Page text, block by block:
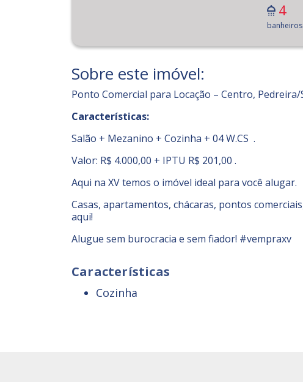
4
banheiros
Sobre este imóvel:
Ponto Comercial para Locação – Centro, Pedreira/
Características:
Salão + Mezanino + Cozinha + 04 W.CS .
Valor: R$ 4.000,00 + IPTU R$ 201,00 .
Aqui na XV temos o imóvel ideal para você alugar.
Casas, apartamentos, chácaras, pontos
aqui!
Alugue sem burocracia e sem fiador! #vempraxv
Características
Cozinha